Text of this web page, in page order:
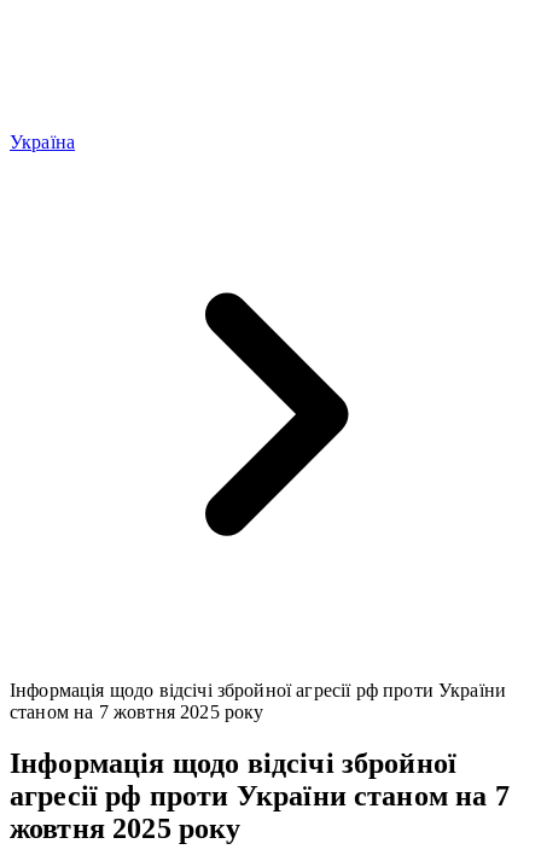
Україна
Інформація щодо відсічі збройної агресії рф проти України
станом на 7 жовтня 2025 року
Інформація щодо відсічі збройної
агресії рф проти України станом на 7
жовтня 2025 року